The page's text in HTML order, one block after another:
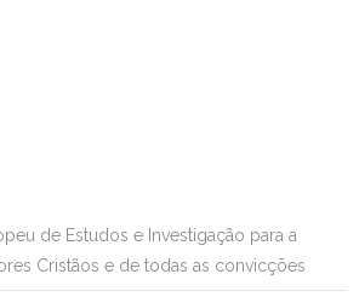
de Estudos e Investigação para a
Cristãos e de todas as convicções